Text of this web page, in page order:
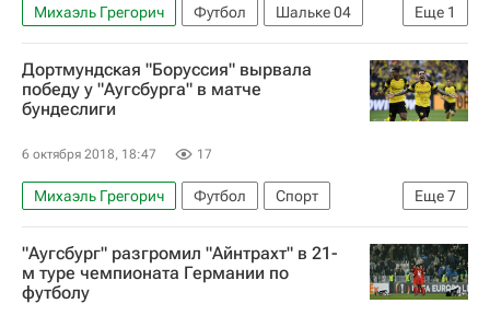
Еще 1
Михаэль Грегорич Футбол
Шальке 04
Аугсбург
Дортмундская "Боруссия" вырвала
победу у "Аугсбурга" в матче
бундеслиги
6 октября 2018, 18:47 17
Еще7
Михаэль Грегорич Футбол
Спорт
Бундеслига
Боруссия (Дортмунд)
Аугсбург
Филипп Макс
Альвред Финнбогасон
Пако Алькасер
"Аугсбург" разгромил "Айнтрахт" в 21-
м туре чемпионата Германии по
футболу